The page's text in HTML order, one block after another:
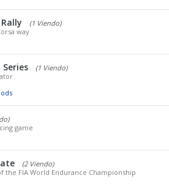
(1 Viendo)
way
(1 Viendo)
game
(2 Viendo)
the FIA World Endurance Championship